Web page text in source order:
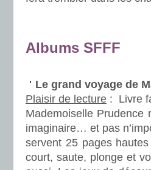
Albums SFFF
Le grand voyage de
Plaisir de lecture : Livre
Mademoiselle Prudence
imaginaire… et pas
servent 25 pages
court, saute, plonge et